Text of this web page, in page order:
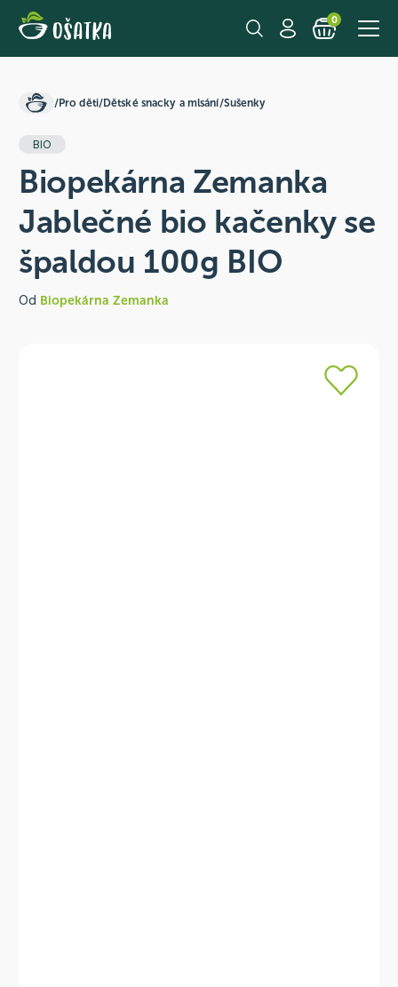
0
/Pro děti/Dětské snacky a mlsání/Sušenky
BIO
Biopekárna Zemanka
Jablečné bio kačenky se
špaldou 100g BIO
Od Biopekárna Zemanka